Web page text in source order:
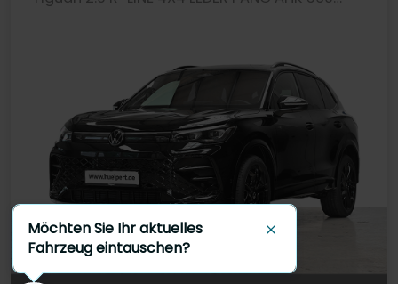
Möchten Sie Ihr aktuelles
Fahrzeug eintauschen?
Schließen